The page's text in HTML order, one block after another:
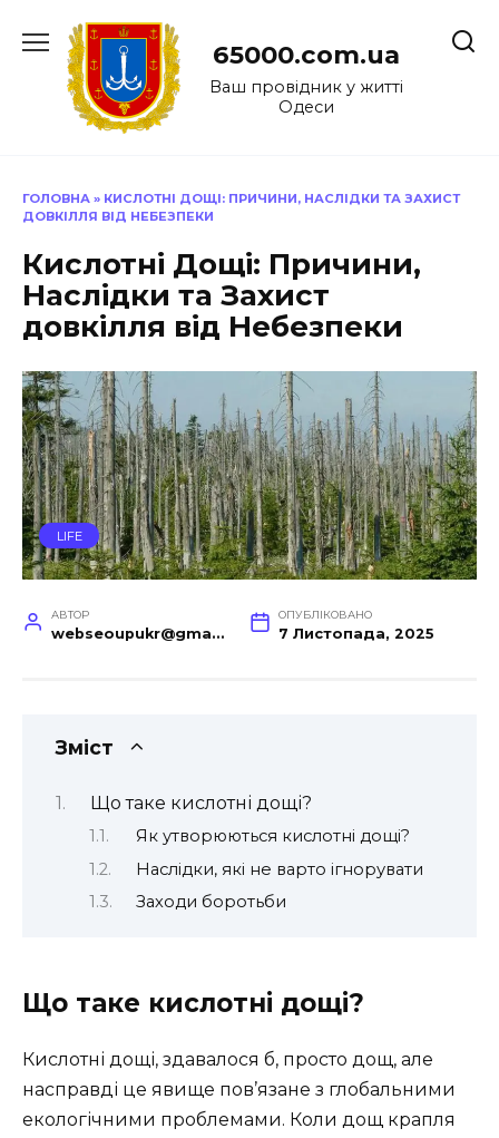
до
65000.com.ua
Ваш провідник у житті
Одеси
ГОЛОВНА » КИСЛОТНІ ДОЩІ: ПРИЧИНИ, НАСЛІДКИ ТА ЗАХИСТ
ДОВКІЛЛЯ ВІД НЕБЕЗПЕКИ
Кислотні Дощі: Причини,
Наслідки та Захист
довкілля від Небезпеки
LIFE
АВТОР
webseoupukr@gmail.com
ОПУБЛІКОВАНО
7 Листопада, 2025
Зміст
Що таке кислотні дощі?
Як утворюються кислотні дощі?
Наслідки, які не варто ігнорувати
Заходи боротьби
Що таке кислотні дощі?
Кислотні дощі, здавалося б, просто дощ, але
насправді це явище пов’язане з глобальними
екологічними проблемами. Коли дощ крапля